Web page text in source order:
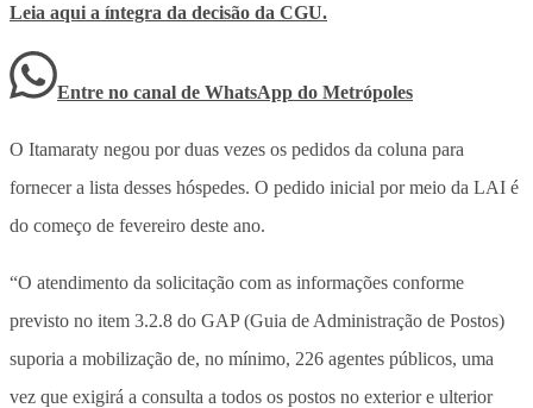
Leia aqui a íntegra da decisão da CGU.
Entre no canal de WhatsApp do Metrópoles
O Itamaraty negou por duas vezes os pedidos da coluna para
fornecer a lista desses hóspedes. O pedido inicial por meio da LAI é
do começo de fevereiro deste ano.
“O atendimento da solicitação com as informações conforme
previsto no item 3.2.8 do GAP (Guia de Administração de Postos)
suporia a mobilização de, no mínimo, 226 agentes públicos, uma
vez que exigirá a consulta a todos os postos no exterior e ulterior